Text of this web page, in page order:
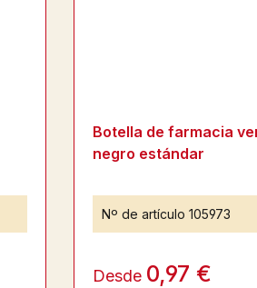
Botella de farmacia
negro estándar
Nº de artículo 105973
Desde 0,97 €